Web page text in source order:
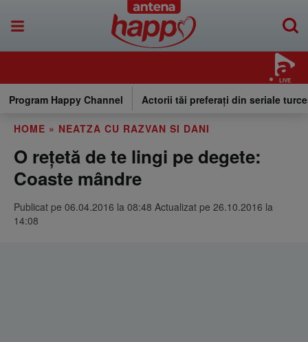
LIVE
Program Happy Channel Actorii tăi preferați din seriale
HOME » NEATZA CU RAZVAN SI DANI
O reţetă de te lingi pe degete:
Coaste mândre
Publicat pe 06.04.2016 la 08:48 Actualizat pe 26.10.2016 la
14:08